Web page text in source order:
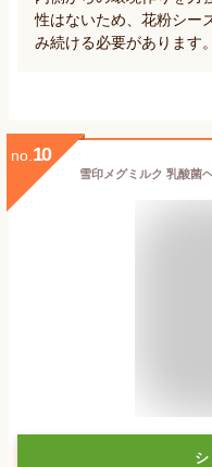
性はないため、花粉シー
み続ける必要があります。
no. 10